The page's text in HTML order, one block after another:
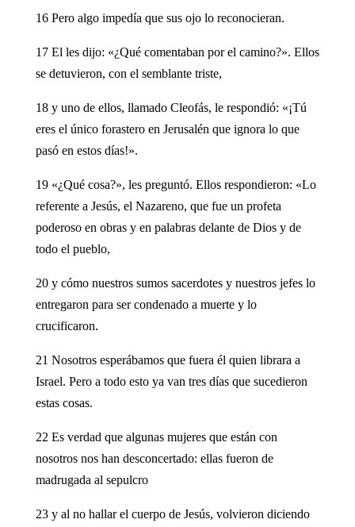
16 Pero algo impedía que sus ojo lo reconocieran.
17 El les dijo: «¿Qué comentaban por el camino?». Ellos
se detuvieron, con el semblante triste,
18 y uno de ellos, llamado Cleofás, le respondió: «¡Tú
eres el único forastero en Jerusalén que ignora lo que
pasó en estos días!».
19 «¿Qué cosa?», les preguntó. Ellos respondieron: «Lo
referente a Jesús, el Nazareno, que fue un profeta
poderoso en obras y en palabras delante de Dios y de
todo el pueblo,
20 y cómo nuestros sumos sacerdotes y nuestros jefes lo
entregaron para ser condenado a muerte y lo
crucificaron.
21 Nosotros esperábamos que fuera él quien librara a
Israel. Pero a todo esto ya van tres días que sucedieron
estas cosas.
22 Es verdad que algunas mujeres que están con
nosotros nos han desconcertado: ellas fueron de
madrugada al sepulcro
23 y al no hallar el cuerpo de Jesús, volvieron diciendo